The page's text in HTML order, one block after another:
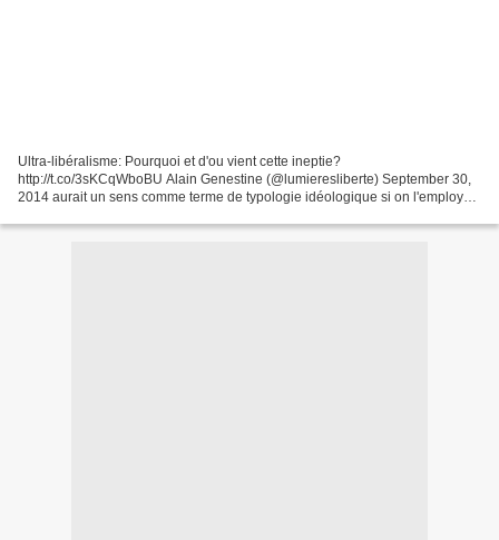
Ultra-libéralisme: Pourquoi et d'ou vient cette ineptie?
http://t.co/3sKCqWboBU Alain Genestine (@lumieresliberte) September 30,
2014 aurait un sens comme terme de typologie idéologique si on l'employait